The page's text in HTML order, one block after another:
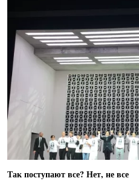
Так поступают все? Нет, не все